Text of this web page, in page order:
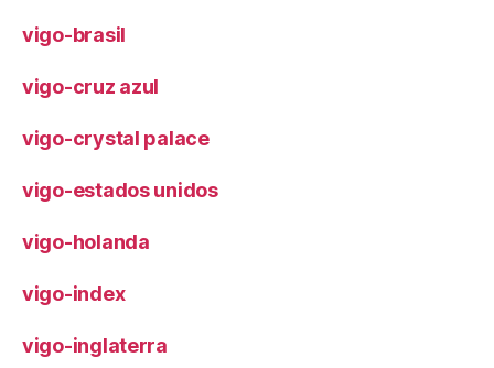
vigo-brasil
vigo-cruz azul
vigo-crystal palace
vigo-estados unidos
vigo-holanda
vigo-index
vigo-inglaterra